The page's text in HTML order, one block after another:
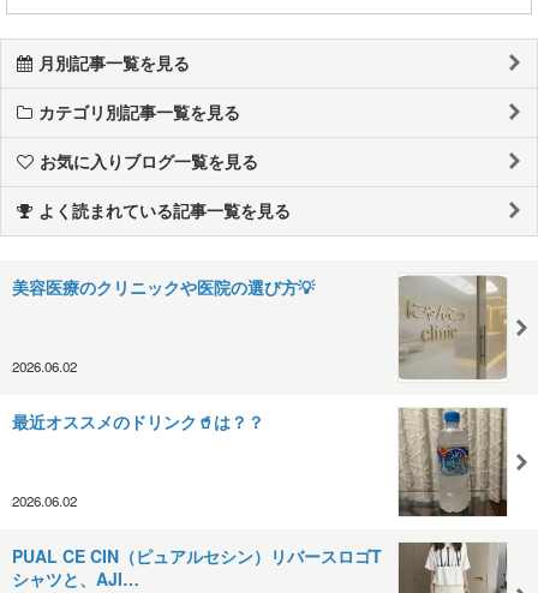
月別記事一覧を見る
カテゴリ別記事一覧を見る
お気に入りブログ一覧を見る
よく読まれている記事一覧を見る
美容医療のクリニックや医院の選び方💡
2026.06.02
最近オススメのドリンク🥤は？？
2026.06.02
PUAL CE CIN（ピュアルセシン）リバースロゴT
シャツと、AJI…